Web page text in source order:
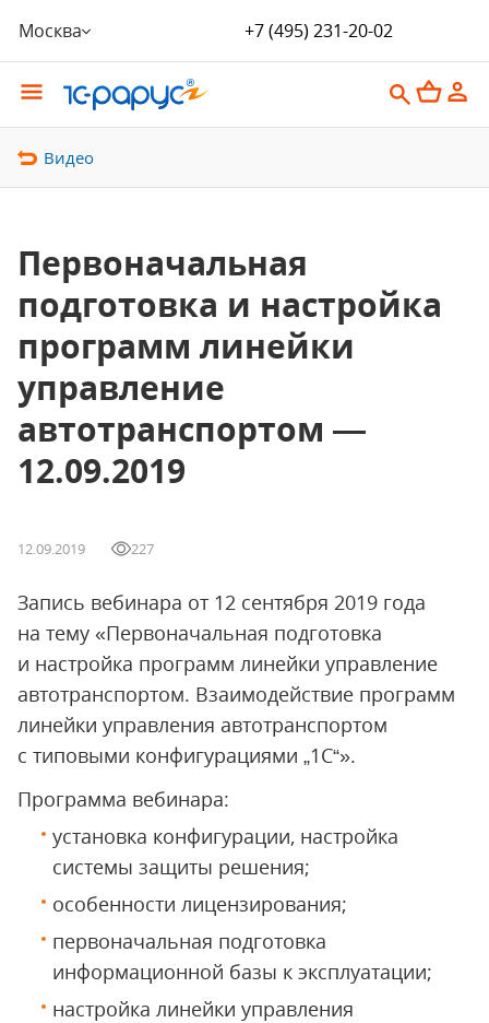
Москва +7 (495) 231-20-02
Видео
Первоначальная
подготовка и настройка
программ линейки
управление
автотранспортом —
12.09.2019
12.09.2019 227
Запись вебинара от 12 сентября 2019 года
на тему «Первоначальная подготовка
и настройка программ линейки управление
автотранспортом. Взаимодействие программ
линейки управления автотранспортом
с типовыми конфигурациями „1С“».
Программа вебинара:
установка конфигурации, настройка
системы защиты решения;
особенности лицензирования;
первоначальная подготовка
информационной базы к эксплуатации;
настройка линейки управления